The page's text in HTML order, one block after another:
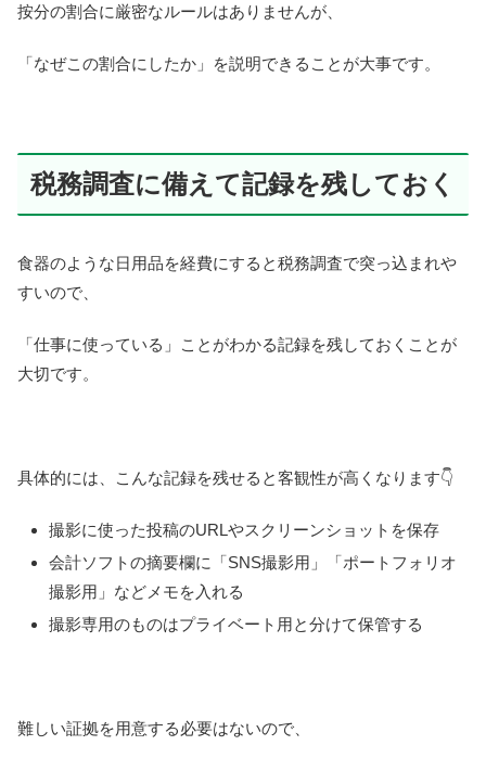
按分の割合に厳密なルールはありませんが、
「なぜこの割合にしたか」を説明できることが大事です。
税務調査に備えて記録を残しておく
食器のような日用品を経費にすると税務調査で突っ込まれや
すいので、
「仕事に使っている」ことがわかる記録を残しておくことが
大切です。
具体的には、こんな記録を残せると客観性が高くなります👇
撮影に使った投稿のURLやスクリーンショットを保存
会計ソフトの摘要欄に「SNS撮影用」「ポートフォリオ
撮影用」などメモを入れる
撮影専用のものはプライベート用と分けて保管する
難しい証拠を用意する必要はないので、